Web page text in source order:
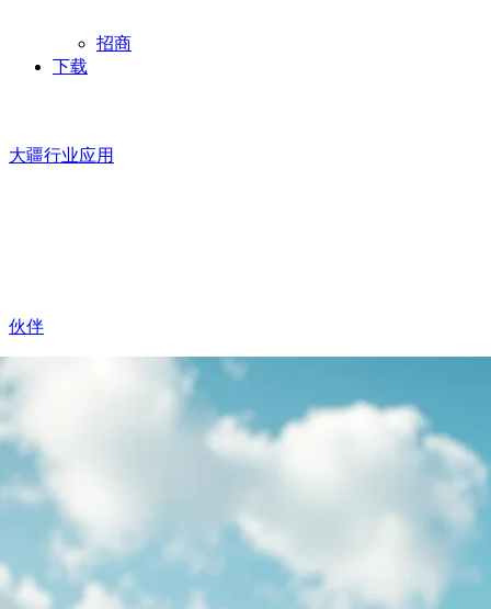
招商
下载
大疆行业应用
伙伴